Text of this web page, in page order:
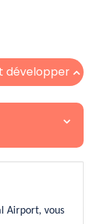
développer
Airport, vous